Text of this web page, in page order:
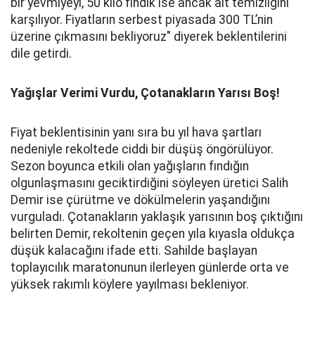
bir yevmiyeyi, 50 kilo fındık ise ancak alt temizliğini
karşılıyor. Fiyatların serbest piyasada 300 TL’nin
üzerine çıkmasını bekliyoruz" diyerek beklentilerini
dile getirdi.
Yağışlar Verimi Vurdu, Çotanakların Yarısı Boş!
Fiyat beklentisinin yanı sıra bu yıl hava şartları
nedeniyle rekoltede ciddi bir düşüş öngörülüyor.
Sezon boyunca etkili olan yağışların fındığın
olgunlaşmasını geciktirdiğini söyleyen üretici Salih
Demir ise çürütme ve dökülmelerin yaşandığını
vurguladı. Çotanakların yaklaşık yarısının boş çıktığını
belirten Demir, rekoltenin geçen yıla kıyasla oldukça
düşük kalacağını ifade etti. Sahilde başlayan
toplayıcılık maratonunun ilerleyen günlerde orta ve
yüksek rakımlı köylere yayılması bekleniyor.